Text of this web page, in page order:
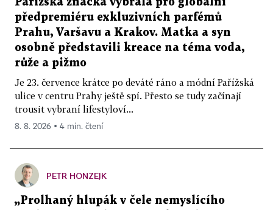
Pařížská značka vybrala pro globální
předpremiéru exkluzivních parfémů
Prahu, Varšavu a Krakov. Matka a syn
osobně představili kreace na téma voda,
růže a pižmo
Je 23. července krátce po deváté ráno a módní Pařížská
ulice v centru Prahy ještě spí. Přesto se tudy začínají
trousit vybraní lifestyloví...
8. 8. 2026 ▪ 4 min. čtení
PETR HONZEJK
„Prolhaný hlupák v čele nemyslícího